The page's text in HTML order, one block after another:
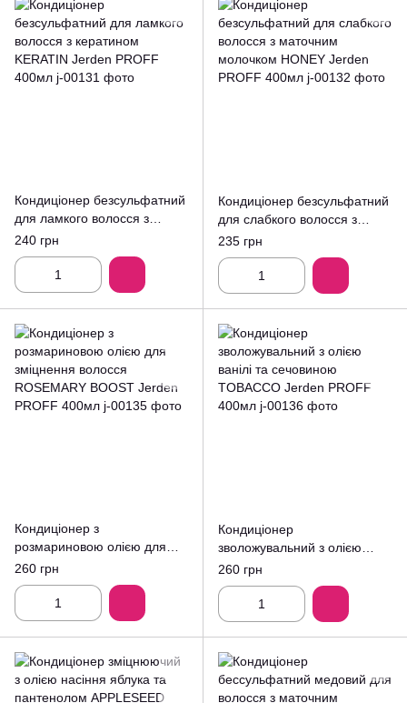
Кондиціонер безсульфатний
для ламкого волосся з
кератином KERATIN Jerden
PROFF 400мл
240 грн
Кондиціонер безсульфатний
для слабкого волосся з
маточним молочком HONEY
Jerden PROFF 400мл
235 грн
Кондиціонер з
розмариновою олією для
зміцнення волосся
ROSEMARY BOOST Jerden
PROFF 400мл
260 грн
Кондиціонер
зволожувальний з олією
ванілі та сечовиною
TOBACCO Jerden PROFF
260 грн